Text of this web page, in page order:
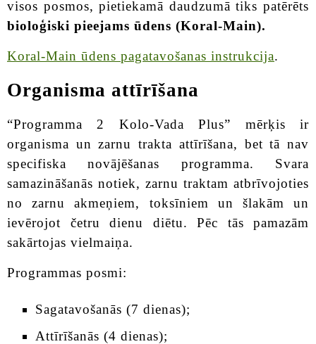
visos posmos, pietiekamā daudzumā tiks patērēts
bioloģiski pieejams ūdens (Koral-Main).
Koral-Main ūdens pagatavošanas instrukcija.
Organisma attīrīšana
“Programma 2 Kolo-Vada Plus” mērķis ir
organisma un zarnu trakta attīrīšana, bet tā nav
specifiska novājēšanas programma. Svara
samazināšanās notiek, zarnu traktam atbrīvojoties
no zarnu akmeņiem, toksīniem un šlakām un
ievērojot četru dienu diētu. Pēc tās pamazām
sakārtojas vielmaiņa.
Programmas posmi:
Sagatavošanās (7 dienas);
Attīrīšanās (4 dienas);